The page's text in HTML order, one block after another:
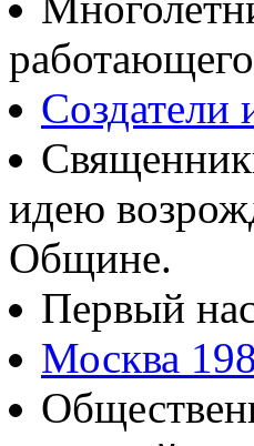
идею
Общине.
Первый
Москва